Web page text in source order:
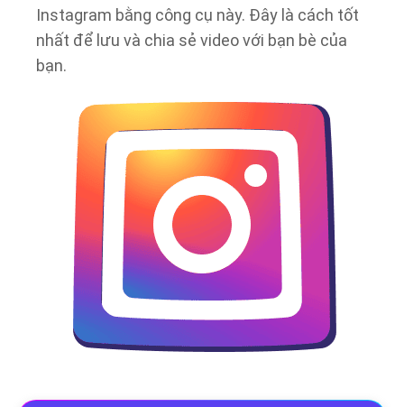
Instagram bằng công cụ này. Đây là cách tốt
nhất để lưu và chia sẻ video với bạn bè của
bạn.